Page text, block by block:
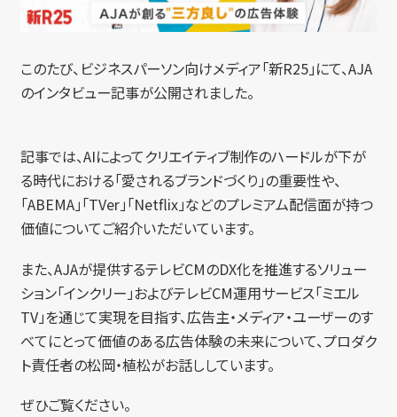
このたび、ビジネスパーソン向けメディア「新R25」にて、AJA
のインタビュー記事が公開されました。
記事では、AIによってクリエイティブ制作のハードルが下が
る時代における「愛されるブランドづくり」の重要性や、
「ABEMA」「TVer」「Netflix」などのプレミアム配信面が持つ
価値についてご紹介いただいています。
また、AJAが提供するテレビCMのDX化を推進するソリュー
ション「インクリー」およびテレビCM運用サービス「ミエル
TV」を通じて実現を目指す、広告主・メディア・ユーザーのす
べてにとって価値のある広告体験の未来について、プロダク
ト責任者の松岡・植松がお話ししています。
ぜひご覧ください。